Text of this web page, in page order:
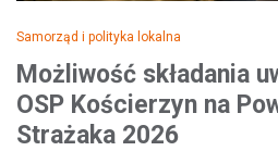
Samorząd i polityka lokalna
Możliwość składania
OSP Kościerzyn na
Strażaka 2026